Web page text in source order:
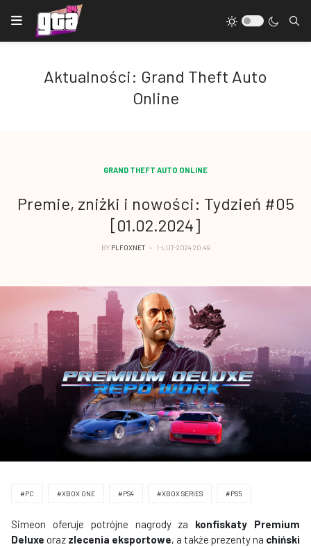
Aktualności: Grand Theft Auto
Online
GRAND THEFT AUTO ONLINE
Premie, zniżki i nowości: Tydzień #05
[01.02.2024]
BY PLFOXNET 1-LUT-2024 20:49
#PC #XBOX ONE #PS4 #XBOX SERIES #PS5
Simeon oferuje potrójne nagrody za konfiskaty Premium
Deluxe oraz zlecenia eksportowe, a także prezenty na chiński